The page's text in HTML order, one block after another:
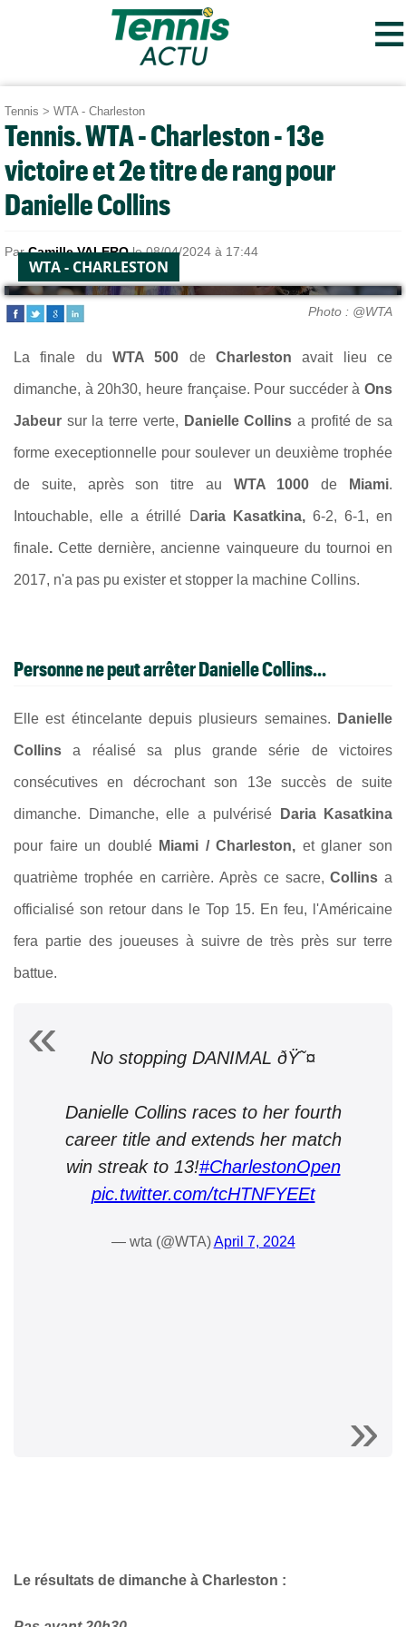
≡
Tennis > WTA - Charleston
Tennis. WTA - Charleston - 13e
victoire et 2e titre de rang pour
Danielle Collins
ParCamille VALEROle 08/04/2024 à 17:44
WTA - CHARLESTON
Photo : @WTA
La finale du WTA 500 deCharleston avait lieu ce
dimanche, à 20h30, heure française. Pour succéder à Ons
Jabeur sur la terre verte, Danielle Collins a profité de sa
forme execeptionnelle pour soulever un deuxième trophée
de suite, après son titre au WTA 1000de Miami.
Intouchable, elle a étrillé Daria Kasatkina, 6-2, 6-1, en
finale. Cette dernière, ancienne vainqueure du tournoi en
2017, n'a pas pu exister et stopper la machine Collins.
Personne ne peut arrêter Danielle Collins...
Elle est étincelante depuis plusieurs semaines. Danielle
Collins a réalisé sa plus grande série de victoires
consécutives en décrochant son 13e succès de suite
dimanche. Dimanche, elle a pulvérisé Daria Kasatkina
pour faire un doublé Miami / Charleston, et glaner son
quatrième trophée en carrière. Après ce sacre,Collins a
officialisé son retour dans le Top 15. En feu, l'Américaine
fera partie des joueuses à suivre de très près sur terre
battue.
No stopping DANIMAL ðŸ˜¤
Danielle Collins races to her fourth
career title and extends her match
win streak to 13!#CharlestonOpen
pic.twitter.com/tcHTNFYEEt
— wta (@WTA)April 7, 2024
Le résultats de dimanche à Charleston :